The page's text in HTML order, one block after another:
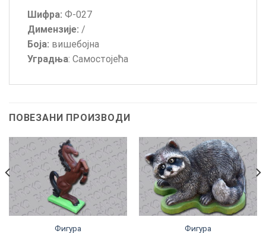
Шифра: Ф-027
Димензије: /
Боја: вишебојна
Уградња: Самостојећа
ПОВЕЗАНИ ПРОИЗВОДИ
Фигура Фигура